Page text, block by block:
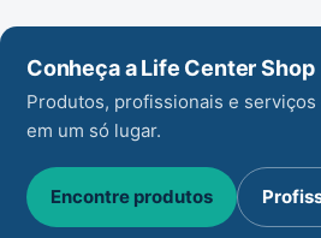
Conheça a Life Center Shop
Produtos, profissionais e
em um só lugar.
Encontre produtos